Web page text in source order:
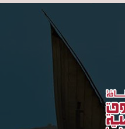
Skip to main content